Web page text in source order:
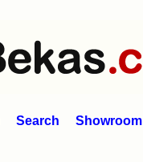
Search Showroom